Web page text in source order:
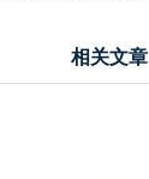
相关文章